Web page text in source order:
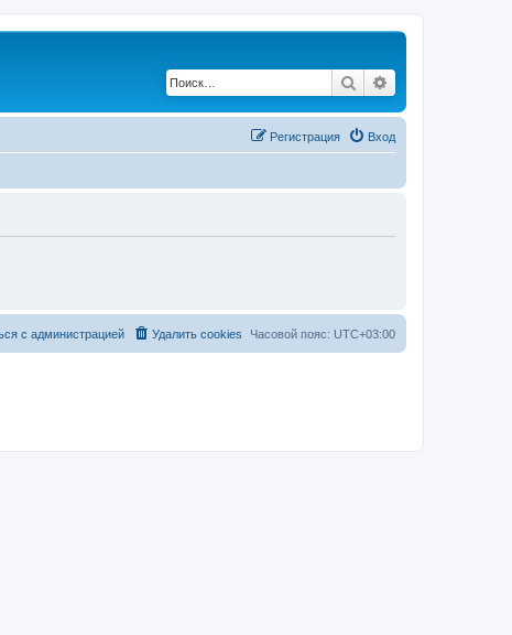
Поиск
Вход
Регистрация
Часовой пояс: UTC+03:00
Удалить cookies
с администрацией